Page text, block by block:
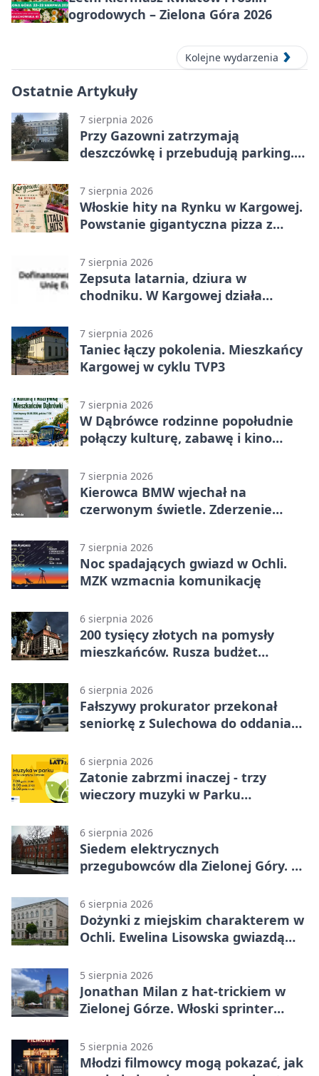
ogrodowych – Zielona Góra 2026
Kolejne wydarzenia
Ostatnie Artykuły
7 sierpnia 2026
Przy Gazowni zatrzymają
deszczówkę i przebudują parking.
7 sierpnia 2026
Włoskie hity na Rynku w Kargowej.
Powstanie gigantyczna pizza z
7 sierpnia 2026
Zepsuta latarnia, dziura w
chodniku. W Kargowej działa
7 sierpnia 2026
Taniec łączy pokolenia. Mieszkańcy
Kargowej w cyklu TVP3
7 sierpnia 2026
W Dąbrówce rodzinne popołudnie
połączy kulturę, zabawę i kino
7 sierpnia 2026
Kierowca BMW wjechał na
czerwonym świetle. Zderzenie
7 sierpnia 2026
Noc spadających gwiazd w Ochli.
MZK wzmacnia komunikację
6 sierpnia 2026
200 tysięcy złotych na pomysły
mieszkańców. Rusza budżet
6 sierpnia 2026
Fałszywy prokurator przekonał
seniorkę z Sulechowa do oddania
6 sierpnia 2026
Zatonie zabrzmi inaczej - trzy
wieczory muzyki w Parku
6 sierpnia 2026
Siedem elektrycznych
przegubowców dla Zielonej Góry. To
6 sierpnia 2026
Dożynki z miejskim charakterem w
Ochli. Ewelina Lisowska gwiazdą
5 sierpnia 2026
Jonathan Milan z hat-trickiem w
Zielonej Górze. Włoski sprinter
5 sierpnia 2026
Młodzi filmowcy mogą pokazać, jak